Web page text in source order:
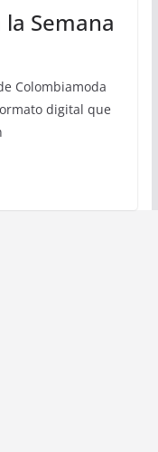
Semana
Colombiamoda
digital que